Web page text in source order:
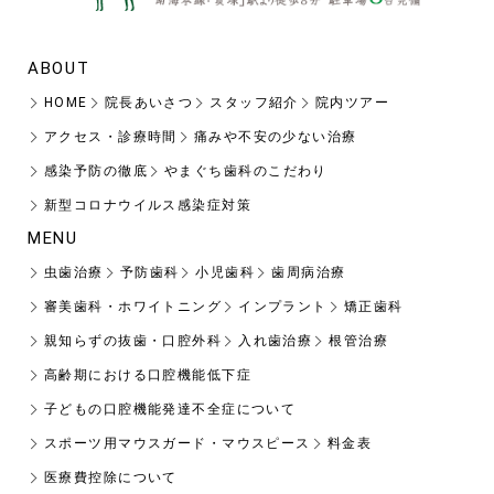
ABOUT
HOME 院長あいさつ スタッフ紹介 院内ツアー
アクセス・診療時間 痛みや不安の少ない治療
感染予防の徹底 やまぐち歯科のこだわり
新型コロナウイルス感染症対策
MENU
虫歯治療 予防歯科 小児歯科 歯周病治療
審美歯科・ホワイトニング インプラント 矯正歯科
親知らずの抜歯・口腔外科 入れ歯治療 根管治療
高齢期における口腔機能低下症
子どもの口腔機能発達不全症について
スポーツ用マウスガード・マウスピース 料金表
医療費控除について